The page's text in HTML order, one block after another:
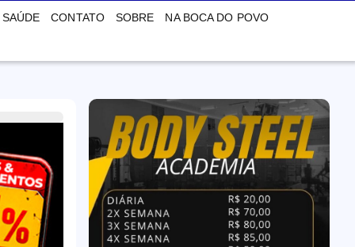
SAÚDE CONTATO SOBRE NA BOCA DO POVO